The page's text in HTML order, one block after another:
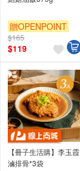
贈OPENPOINT
$165
$119
【冊子生活購】李玉霞
滷排骨*3袋